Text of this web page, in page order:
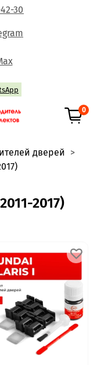
30
0
дверей
2017)